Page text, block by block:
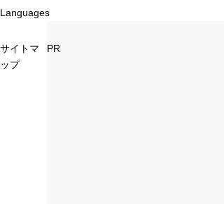
Languages
サイトマ
ップ
PR